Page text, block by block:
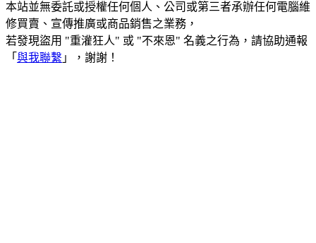
本站並無委託或授權任何個人、公司或第三者承辦任何電腦維
修買賣、宣傳推廣或商品銷售之業務，
若發現盜用 "重灌狂人" 或 "不來恩" 名義之行為，請協助通報
「 與我聯繫 」，謝謝！